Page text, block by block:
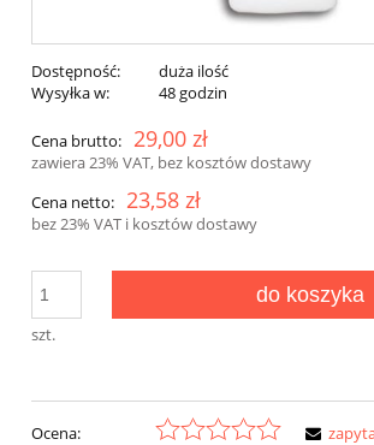
Dostępność:
duża ilość
Wysyłka w:
48 godzin
Cena brutto: 29,00 zł
zawiera 23% VAT, bez kosztów dostawy
Cena netto: 23,58 zł
bez 23% VAT i kosztów dostawy
szt.
do koszyka
Ocena: